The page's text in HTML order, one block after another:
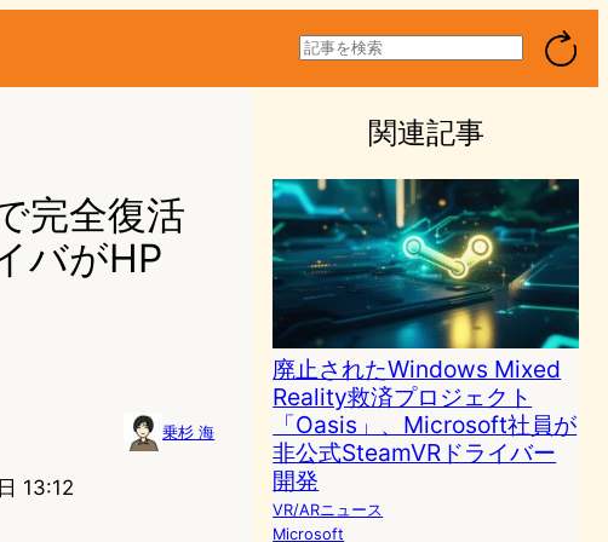
検
索
完全復活
バがHP
乗杉 海
13:12
関連記事
廃止されたWindows Mixed
Reality救済プロジェクト
「Oasis」、Microsoft社員が
非公式SteamVRドライバー
開発
VR/ARニュース
Microsoft